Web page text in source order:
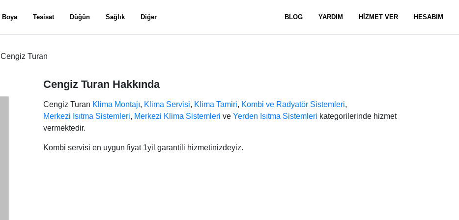
Boya Tesisat Düğün Sağlık Diğer BLOG YARDIM HİZMET VER HESABIM
Cengiz Turan
Cengiz Turan Hakkında
Cengiz Turan Klima Montajı, Klima Servisi, Klima Tamiri, Kombi ve Radyatör Sistemleri,
Merkezi Isıtma Sistemleri, Merkezi Klima Sistemleri ve Yerden Isıtma Sistemleri kategorilerinde hizmet
vermektedir.
Kombi servisi en uygun fiyat 1yil garantili hizmetinizdeyiz.